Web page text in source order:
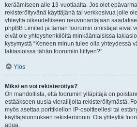
keräämiseen alle 13-vuotiaalta. Jos olet
rekisteröityvänä käyttäjänä tai verkkosivua jolle
yhteyttä oikeudelliseen neuvonantajaan
phpBB Limited ja tämän foorumin omistajat eivät
eivät ole yhteyshenkilöitä minkäänlaisissa
kysymystä “Keneen minun tulee olla yhteydessä
lakiasioissa tähän foorumiin liittyen?”.
Ylös
Miksi en voi rekisteröityä?
On mahdollista, että foorumin ylläpitäjä on
estääkseen uusia vierailijoita rekisteröitymästä.
myös asettaa porttikiellon IP-osoitteellesi tai
käyttäjätunnuksen rekisteröinnin. Ota yhteyttä
apua.